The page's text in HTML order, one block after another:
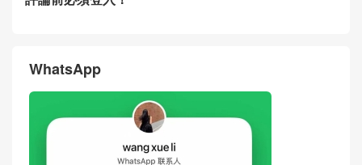
WhatsApp